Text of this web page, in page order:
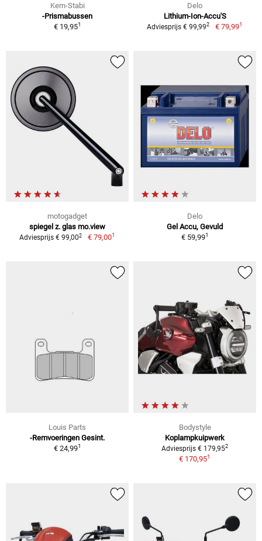
Kern-Stabi
-Prismabussen
€ 19,951
Delo
Lithium-Ion-Accu'S
Adviesprijs € 99,992 € 79,991
motogadget
spiegel z. glas mo.view
Adviesprijs € 99,002 € 79,001
Delo
Gel Accu, Gevuld
€ 59,991
Louis Parts
-Remvoeringen Gesint.
€ 24,991
Bodystyle
Koplampkuipwerk
Adviesprijs € 179,952
€ 170,951